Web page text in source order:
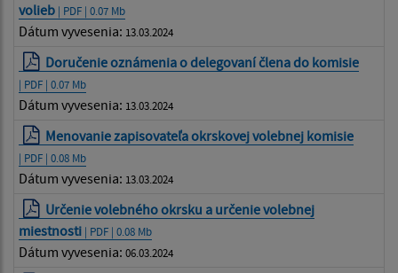
volieb | PDF | 0.07 Mb
Dátum vyvesenia: 13.03.2024
Doručenie oznámenia o delegovaní člena do komisie
| PDF | 0.07 Mb
Dátum vyvesenia: 13.03.2024
Menovanie zapisovateľa okrskovej volebnej komisie
| PDF | 0.08 Mb
Dátum vyvesenia: 13.03.2024
Určenie volebného okrsku a určenie volebnej
miestnosti | PDF | 0.08 Mb
Dátum vyvesenia: 06.03.2024